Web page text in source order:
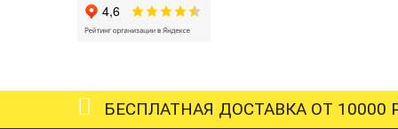
БЕСПЛАТНАЯ ДОСТАВКА ОТ 10000